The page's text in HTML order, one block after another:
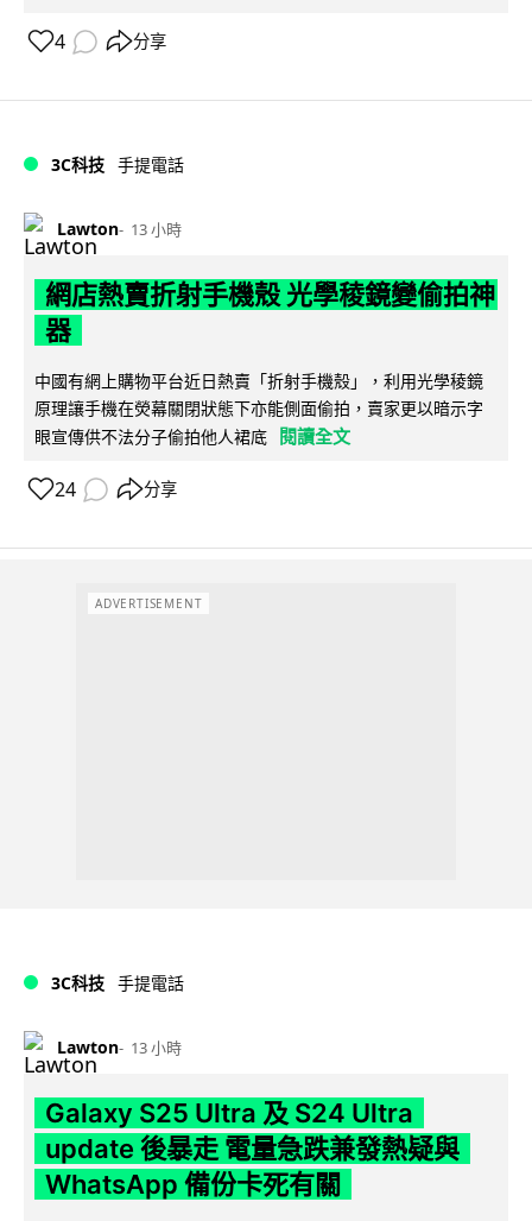
4 分享
3C科技 手提電話
Lawton 13 小時
網店熱賣折射手機殼 光學稜鏡變偷拍神
器
中國有網上購物平台近日熱賣「折射手機殼」，利用光學稜鏡
原理讓手機在熒幕關閉狀態下亦能側面偷拍，賣家更以暗示字
眼宣傳供不法分子偷拍他人裙底 閱讀全文
24 分享
ADVERTISEMENT
3C科技 手提電話
Lawton 13 小時
Galaxy S25 Ultra 及 S24 Ultra
update 後暴走 電量急跌兼發熱疑與
WhatsApp 備份卡死有關